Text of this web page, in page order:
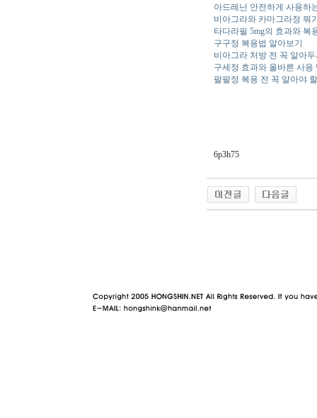
아드레닌 안전하게 사용하
비아그라와 카마그라정 뭐
타다라필 5mg의 효과와 복
구구정 복용법 알아보기
비아그라 처방 전 꼭 알아
구세정 효과와 올바른 사용
팔팔정 복용 전 꼭 알아야
6p3h75